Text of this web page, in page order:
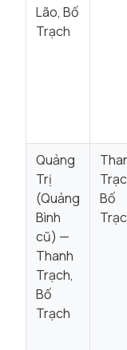
Lão, Bố
Trạch
Quảng
Trị
(Quảng
Bình
cũ) —
Thanh
Trạch,
Bố
Trạch
Bố